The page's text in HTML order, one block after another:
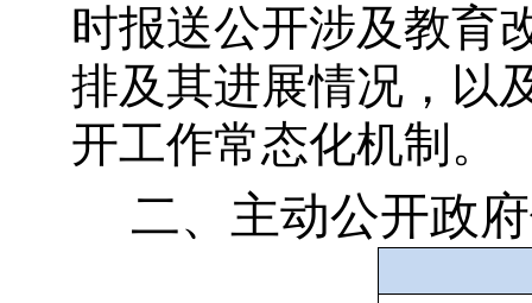
时报送公开涉及教育
排及其进展情况，以
开工作常态化机制。
二、主动公开政